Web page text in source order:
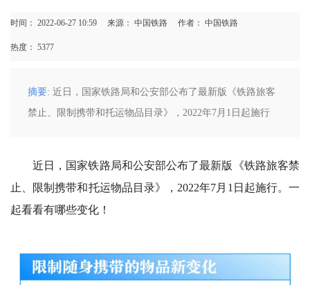
时间： 2022-06-27 10:59 来源： 中国铁路 作者： 中国铁路
热度： 5377
摘要: 近日，国家铁路局和公安部公布了最新版《铁路旅客
禁止、限制携带和托运物品目录》，2022年7月1日起施行
近日，国家铁路局和公安部公布了最新版《铁路旅客禁
止、限制携带和托运物品目录》，2022年7月1日起施行。一
起看看有哪些变化！